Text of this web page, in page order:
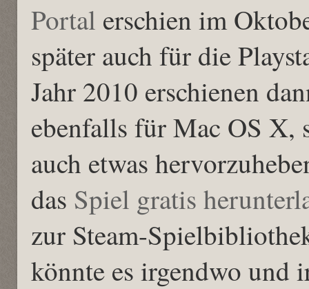
Portal erschien im
später auch für die
Jahr 2010 erschienen
ebenfalls für Mac OS X,
auch etwas
das Spiel gratis
zur Steam-
könnte es irgendwo und